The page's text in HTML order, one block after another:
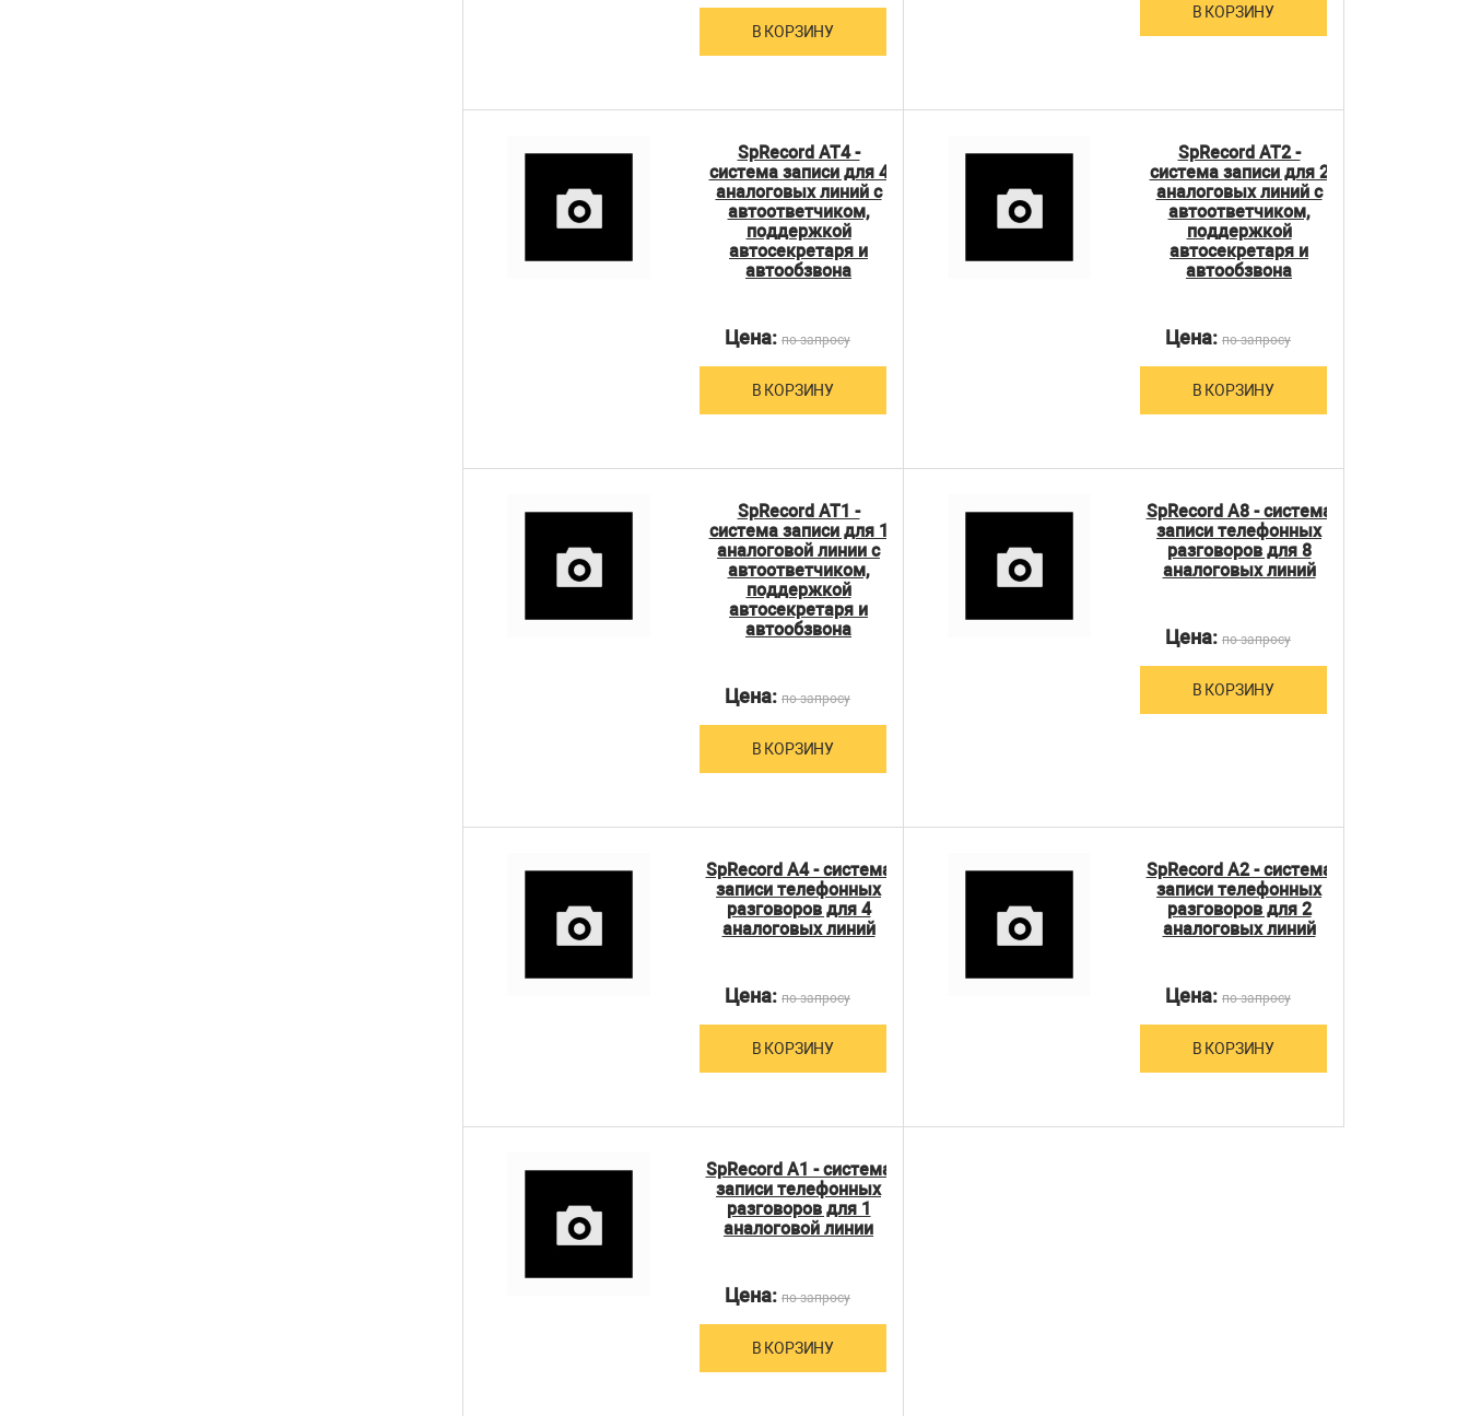
В КОРЗИНУ
В КОРЗИНУ
SpRecord AT4 -
система записи для 4
аналоговых линий с
автоответчиком,
поддержкой
автосекретаря и
автообзвона
Цена: по запросу
В КОРЗИНУ
SpRecord AT2 -
система записи для 2
аналоговых линий с
автоответчиком,
поддержкой
автосекретаря и
автообзвона
Цена: по запросу
В КОРЗИНУ
SpRecord AT1 -
система записи для 1
аналоговой линии с
автоответчиком,
поддержкой
автосекретаря и
автообзвона
Цена: по запросу
В КОРЗИНУ
SpRecord A8 - система
записи телефонных
разговоров для 8
аналоговых линий
Цена: по запросу
В КОРЗИНУ
SpRecord A4 - система
записи телефонных
разговоров для 4
аналоговых линий
Цена: по запросу
В КОРЗИНУ
SpRecord A2 - система
записи телефонных
разговоров для 2
аналоговых линий
Цена: по запросу
В КОРЗИНУ
SpRecord A1 - система
записи телефонных
разговоров для 1
аналоговой линии
Цена: по запросу
В КОРЗИНУ